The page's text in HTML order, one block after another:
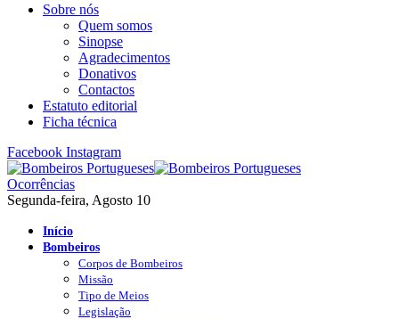
Sobre nós
Quem somos
Sinopse
Agradecimentos
Donativos
Contactos
Estatuto editorial
Ficha técnica
Facebook Instagram
Ocorrências
Segunda-feira, Agosto 10
Início
Bombeiros
Corpos de Bombeiros
Missão
Tipo de Meios
Legislação